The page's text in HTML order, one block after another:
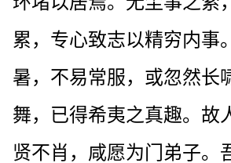
累，专心致志以精穷内事
暑，不易常服，或忽然长
舞，已得希夷之真趣。故
贤不肖，咸愿为门弟子。